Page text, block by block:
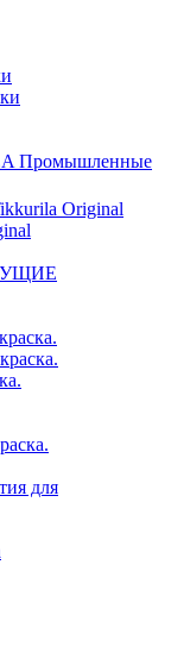
Промышленные
Original
для